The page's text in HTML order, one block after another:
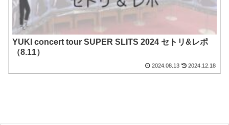
YUKI concert tour SUPER SLITS 2024 セトリ&レポ
（8.11）
2024.08.13 2024.12.18